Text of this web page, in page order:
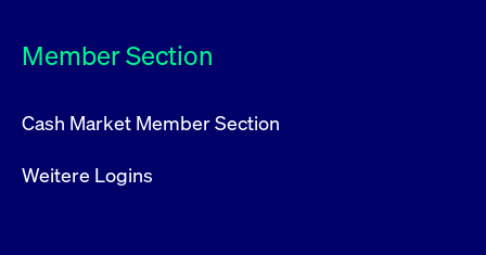
Member Section
Cash Market Member Section
Weitere Logins